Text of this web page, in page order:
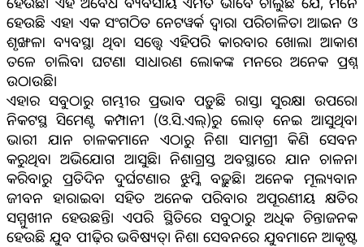
ହେଉଛି ଏହା ଏକ ସଂଗଠିତ ନେଟୱର୍କ ଦ୍ୱାରା ପରିଚାଳିତ। ଆଇନ ଓ
ଶୃଙ୍ଖଳା ବ୍ୟବସ୍ଥା ଥିବା ସତ୍ତ୍ୱେ ଏହିପରି କାରବାର ଖୋଲା ଆକାଶ
ତଳେ ଚାଲିବା ଘଟଣା ସାଧାରଣ ଲୋକଙ୍କ ମନରେ ଅନେକ ପ୍ରଶ୍ନ
ଉଠାଉଛି।
ଏହାର ସବୁଠାରୁ ଗମ୍ଭୀର ପ୍ରଭାବ ପଡ଼ୁଛି ରାସ୍ତା ସୁରକ୍ଷା ଉପରେ।
ନିକଟସ୍ଥ ସିମେଣ୍ଟ କମ୍ପାନୀ (ଓ.ସି.ଏଲ୍)ରୁ ଲୋଡ୍ ନେଇ ଆସୁଥିବା
ଭାରୀ ଯାନ ଚାଳକମାନେ ଏଠାରୁ ନିଶା ସାମଗ୍ରୀ କିଣି ସେବନ
କରୁଥିବା ଅଭିଯୋଗ ଆସୁଛି। ନିଶାଗ୍ରସ୍ତ ଅବସ୍ଥାରେ ଯାନ ଚାଳନା
କରିବାରୁ ପ୍ରତିଦିନ ଦୁର୍ଘଟଣାର ଝୁମ୍କି ବଢ଼ୁଛି। ଅନେକ ମୂଲ୍ୟବାନ
ଜୀବନ ହାରାଇବା ସହିତ ଅନେକ ପରିବାର ଅପୂରଣୀୟ କ୍ଷତିର
ସମ୍ମୁଖୀନ ହେଉଛନ୍ତି। ଏପରି ସ୍ଥିତିରେ ସବୁଠାରୁ ଅଧିକ ଚିନ୍ତାଜନକ
ହେଉଛି ଯୁବ ପୀଢ଼ିର ଭବିଷ୍ୟତ୍। ନିଶା ସେବନରେ ଯୁବମାନେ ଆକୃଷ୍ଟ